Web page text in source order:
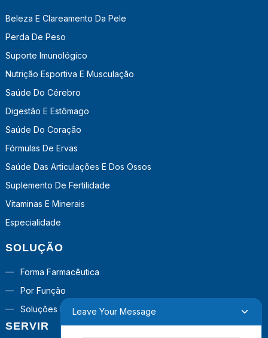
Beleza E Clareamento Da Pele
Perda De Peso
Suporte Imunológico
Nutrição Esportiva E Musculação
Saúde Do Cérebro
Digestão E Estômago
Saúde Do Coração
Fórmulas De Ervas
Saúde Das Articulações E Dos Ossos
Suplemento De Fertilidade
Vitaminas E Minerais
Especialidade
SOLUÇÃO
Forma Farmacêutica
Por Função
Soluções Prontas Para Uso
SERVIR
Leave Your Message